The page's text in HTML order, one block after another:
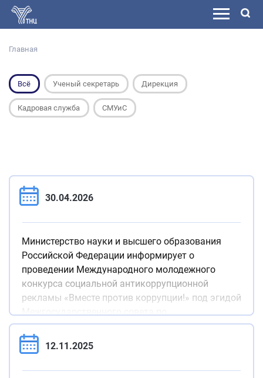
Главная
Всё Ученый секретарь Дирекция
Кадровая служба СМУиС
30.04.2026
Министерство науки и высшего образования
Российской Федерации информирует о
проведении Международного молодежного
конкурса социальной антикоррупционной
рекламы «Вместе против коррупции!» под эгидой
Межгосударственного совета по
противодействию коррупции.
12.11.2025